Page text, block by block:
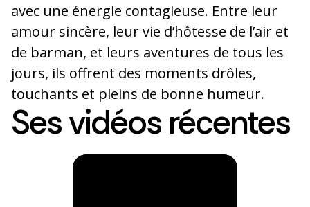
avec une énergie contagieuse. Entre leur
amour sincère, leur vie d’hôtesse de l’air et
de barman, et leurs aventures de tous les
jours, ils offrent des moments drôles,
touchants et pleins de bonne humeur.
Ses vidéos récentes